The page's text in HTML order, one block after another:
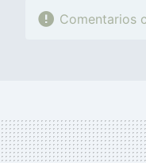
Comentarios